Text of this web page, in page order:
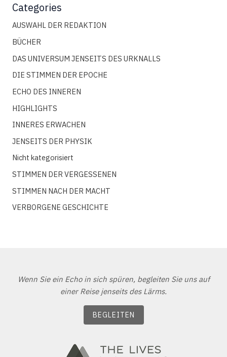
Categories
AUSWAHL DER REDAKTION
BÜCHER
DAS UNIVERSUM JENSEITS DES URKNALLS
DIE STIMMEN DER EPOCHE
ECHO DES INNEREN
HIGHLIGHTS
INNERES ERWACHEN
JENSEITS DER PHYSIK
Nicht kategorisiert
STIMMEN DER VERGESSENEN
STIMMEN NACH DER MACHT
VERBORGENE GESCHICHTE
Wenn Sie ein Echo in sich spüren, begleiten Sie uns auf
einer Reise jenseits des Lärms.
BEGLEITEN